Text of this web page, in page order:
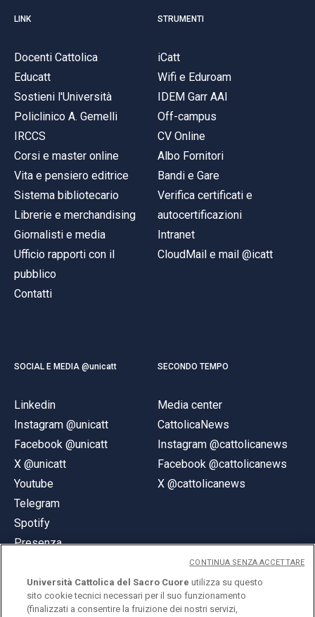
LINK
Docenti Cattolica
Educatt
Sostieni l'Università
Policlinico A. Gemelli
IRCCS
Corsi e master online
Vita e pensiero editrice
Sistema bibliotecario
Librerie e merchandising
Giornalisti e media
Ufficio rapporti con il
pubblico
Contatti
STRUMENTI
iCatt
Wifi e Eduroam
IDEM Garr AAI
Off-campus
CV Online
Albo Fornitori
Bandi e Gare
Verifica certificati e
autocertificazioni
Intranet
CloudMail e mail @icatt
SOCIAL E MEDIA @unicatt
Linkedin
Instagram @unicatt
Facebook @unicatt
X @unicatt
Youtube
Telegram
Spotify
Presenza
SECONDO TEMPO
Media center
CattolicaNews
Instagram @cattolicanews
Facebook @cattolicanews
X @cattolicanews
Università Cattolica del Sacro Cuore utilizza su questo
sito cookie tecnici necessari per il suo funzionamento
(finalizzati a consentire la fruizione dei nostri servizi,
CONTINUA SENZA ACCETTARE